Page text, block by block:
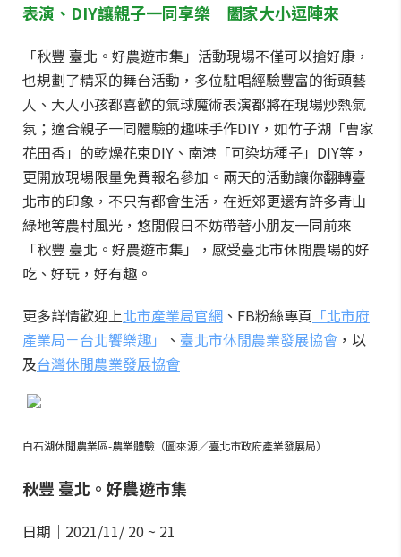
表演、DIY讓親子一同享樂 闔家大小逗陣來
「秋豐 臺北。好農遊市集」活動現場不僅可以搶好康，
也規劃了精采的舞台活動，多位駐唱經驗豐富的街頭藝
人、大人小孩都喜歡的氣球魔術表演都將在現場炒熱氣
氛；適合親子一同體驗的趣味手作DIY，如竹子湖「曹家
花田香」的乾燥花束DIY、南港「可染坊種子」DIY等，
更開放現場限量免費報名參加。兩天的活動讓你翻轉臺
北市的印象，不只有都會生活，在近郊更還有許多青山
綠地等農村風光，悠閒假日不妨帶著小朋友一同前來
「秋豐 臺北。好農遊市集」，感受臺北市休閒農場的好
吃、好玩，好有趣。
更多詳情歡迎上北市產業局官網 、FB粉絲專頁 「北市府
產業局－台北饗樂趣」
、 臺北市休閒農業發展協會 ，以
及台灣休閒農業發展協會
白石湖休閒農業區-農業體驗（圖來源／臺北市政府產業發展局）
秋豐 臺北。好農遊市集
日期｜2021/11/ 20 ~ 21